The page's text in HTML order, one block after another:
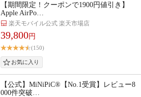
【期間限定！クーポンで1900円値引き】
Apple AirPo…
楽天モバイル公式 楽天市場店
39,800円
(150)
【公式】MiNiPiC®【No.1受賞】レビュー8
000件突破…